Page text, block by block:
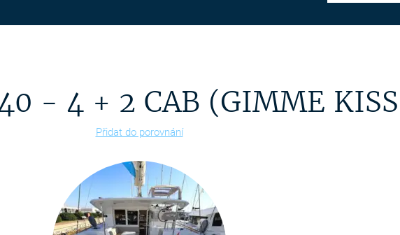
- 4 + 2 CAB (GIMME
Přidat do porovnání